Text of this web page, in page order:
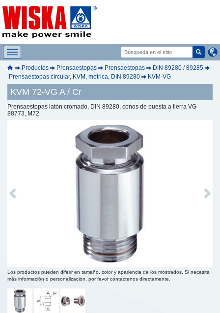
Productos Prensaestopas Prensaestopas
DIN 89280 / 89285
Prensaestopas circular, KVM, métrica, DIN 89280
KVM-VG
KVM 72-VG A / Cr
Prensaestopas latón cromado, DIN 89280, conos de puesta a tierra VG
88773, M72
Previous Next
Los productos pueden diferir en tamaño, color y apariencia de los mostrados. Si necesita
más información o personalización, por favor contáctenos directamente.